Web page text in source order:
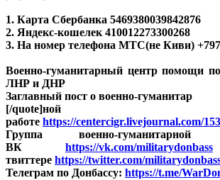
1. Карта Сбербанка 5469380039842876
2. Яндекс-кошелек 410012273300268
3. На номер телефона МТС(не Киви)
Военно-гуманитарный центр помощи
ЛНР и ДНР
Заглавный пост о военно-гуманитар
[/quote]ной
работе https://centercigr.livejournal.com/
Группа военно-
ВК https://vk.com/militarydonbass
твиттере https://twitter.com/
Телеграм по Донбассу: https://t.me/